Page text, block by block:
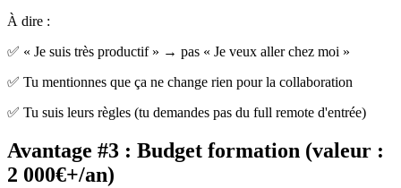
À dire :
✅ « Je suis très productif » → pas « Je veux aller chez moi »
✅ Tu mentionnes que ça ne change rien pour la collaboration
✅ Tu suis leurs règles (tu demandes pas du full remote d'entrée)
Avantage #3 : Budget formation (valeur :
2 000€+/an)